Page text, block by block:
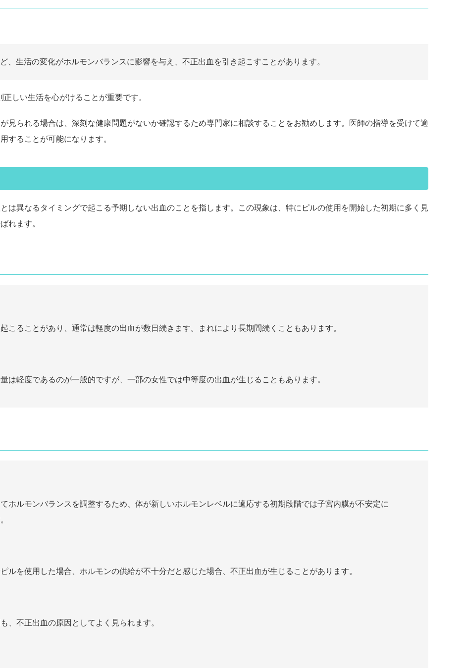
、生活の変化がホルモンバランスに影響を与え、不正出血を引き起こすことがあります。
しい生活を心がけることが重要です。
見られる場合は、深刻な健康問題がないか確認するため専門家に相談することをお勧めします。医師の指導を受けて適
することが可能になります。
は異なるタイミングで起こる予期しない出血のことを指します。この現象は、特にピルの使用を開始した初期に多く見
れます。
こることがあり、通常は軽度の出血が数日続きます。まれにより長期間続くこともあります。
は軽度であるのが一般的ですが、一部の女性では中等度の出血が生じることもあります。
ホルモンバランスを調整するため、体が新しいホルモンレベルに適応する初期段階では子宮内膜が不安定に
ルを使用した場合、ホルモンの供給が不十分だと感じた場合、不正出血が生じることがあります。
、不正出血の原因としてよく見られます。